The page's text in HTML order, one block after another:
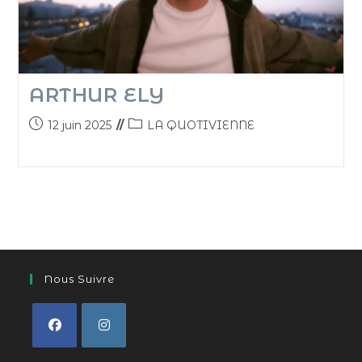
ARTHUR ELY
12 juin 2025 LA QUOTIVIENNE
Nous Suivre